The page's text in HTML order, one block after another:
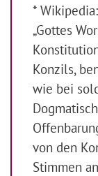
*
„Gottes
Konzils,
wie bei
von den
Stimmen